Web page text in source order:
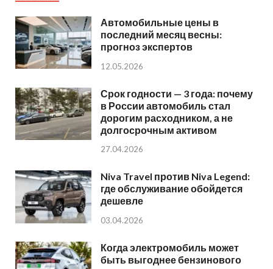
Автомобильные цены в
последний месяц весны:
прогноз экспертов
12.05.2026
Срок годности — 3 года: почему
в России автомобиль стал
дорогим расходником, а не
долгосрочным активом
27.04.2026
Niva Travel против Niva Legend:
где обслуживание обойдется
дешевле
03.04.2026
Когда электромобиль может
быть выгоднее бензинового